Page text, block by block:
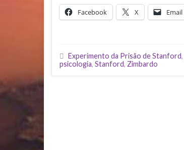
Facebook X Email
Experimento da Prisão de Stanford,
psicologia, Stanford, Zimbardo